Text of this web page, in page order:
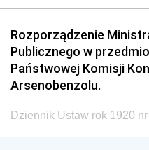
2014
2011
2008 2007
2005
Rozporządzenie
Publicznego w
Państwowej Komisji
Arsenobenzolu.
Dziennik Ustaw rok 1920 nr